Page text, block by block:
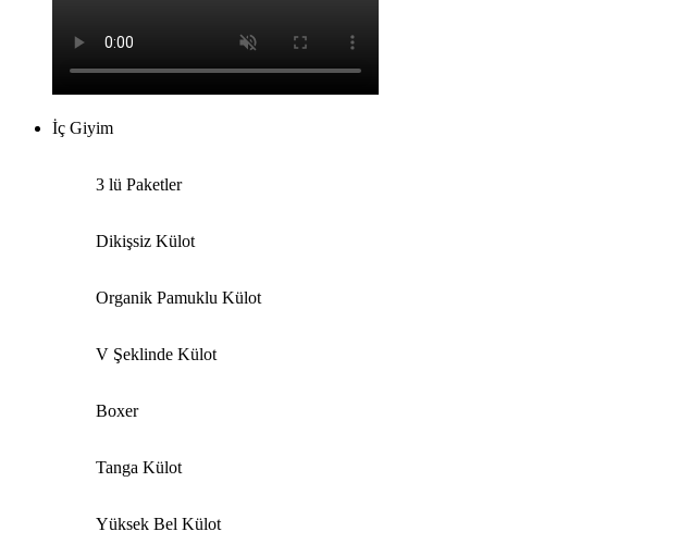
İç Giyim
3 lü Paketler
Dikişsiz Külot
Organik Pamuklu Külot
V Şeklinde Külot
Boxer
Tanga Külot
Yüksek Bel Külot